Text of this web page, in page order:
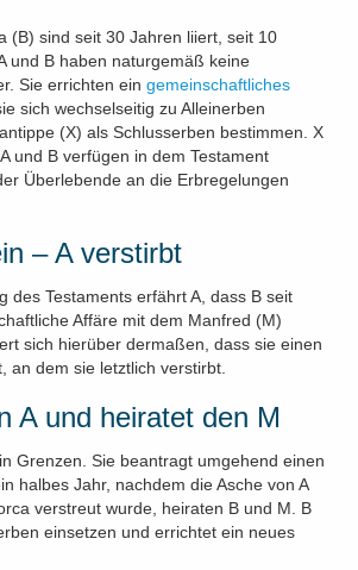
(B) sind seit 30 Jahren liiert, seit 10
und B haben naturgemäß keine
Sie errichten eingemeinschaftliches
sich wechselseitig zu Alleinerben
(X) als Schlusserben bestimmen. X
und B verfügen in dem Testament
Überlebende an die Erbregelungen
– A verstirbt
des Testaments erfährt A, dass B seit
Affäre mit dem Manfred (M)
sich hierüber dermaßen, dass sie einen
an dem sie letztlich verstirbt.
A und heiratet den M
Grenzen. Sie beantragt umgehend einen
halbes Jahr, nachdem die Asche von A
verstreut wurde, heiraten B und M. B
einsetzen und errichtet ein neues